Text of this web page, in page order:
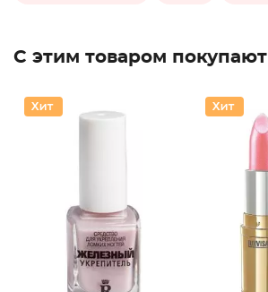
С этим товаром покупают